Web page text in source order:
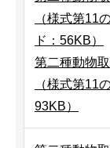
（様式第11
ド：56KB）
第二種動物
（様式第11
93KB）